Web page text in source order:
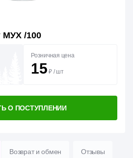
МУХ /100
Розничная цена
15 ₽ / шт
О ПОСТУПЛЕНИИ
Возврат и обмен Отзывы